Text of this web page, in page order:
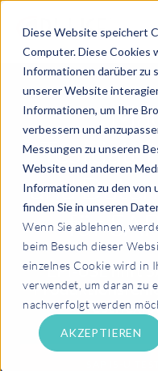
Diese Website speichert
Computer. Diese Cookies
Informationen darüber zu
unserer Website
Informationen, um Ihre
verbessern und
Messungen zu unseren
Website und anderen
Informationen zu den von
finden Sie in unseren
Wenn Sie ablehnen,
beim Besuch dieser
einzelnes Cookie wird in
verwendet, um daran zu
nachverfolgt werden
AKZEPTIEREN
und
für
EPI-USE hilft